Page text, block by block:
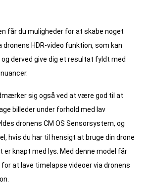
får du muligheder for at skabe noget
HDR-video funktion, som kan
og derved give dig et resultat fyldt med
sig også ved at være god til at
billeder under forhold med lav
dronens CM OS Sensorsystem, og
hvis du har til hensigt at bruge din drone
er knapt med lys. Med denne model får
at lave timelapse videoer via dronens